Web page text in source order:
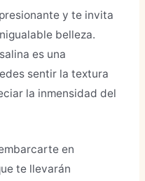
y te invita
belleza.
es una
sentir la textura
la inmensidad del
en
te llevarán